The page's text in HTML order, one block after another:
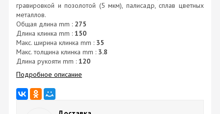
гравировкой и позолотой (5 мкм), палисадр, сплав цветных
металлов.
Общая длина mm : 275
Длина клинка mm : 150
Макс. ширина клинка mm : 35
Макс. толщина клинка mm : 3.8
Длина рукояти mm : 120
Подробное описание